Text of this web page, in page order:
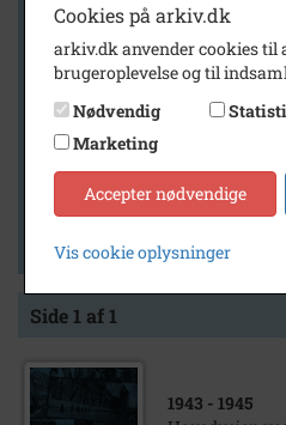
Generelt
Vis kun med billeder
Vis kun med filmklip
Vis kun med lydklip
Vis kun med kilder
Vis kun med geo-tag
Side 1 af 1
1943 - 1945
Cookies på arkiv.dk
arkiv.dk anvender cookies til
brugeroplevelse og til
Nødvendig
Marketing
Accepter nødvendige
Vis cookie oplysninger